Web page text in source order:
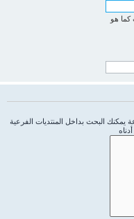
كما هو
يمكنك البحث بداخل المنتديات الفرعية